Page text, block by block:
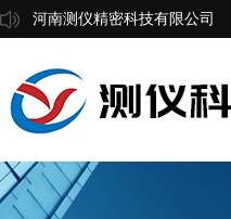
河南测仪精密科技有限公司